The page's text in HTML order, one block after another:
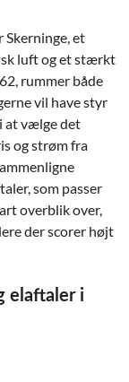
Skerninge, et
luft og et stærkt
rummer både
vil have styr
at vælge det
og strøm fra
som passer
overblik over,
der scorer højt
elaftaler i